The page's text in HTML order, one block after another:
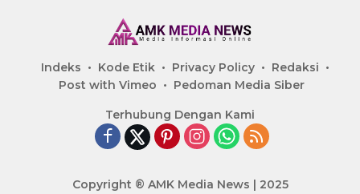
Indeks Kode Etik Privacy Policy
Redaksi
Post with Vimeo
Pedoman Media Siber
Terhubung Dengan Kami
Copyright ® AMK Media News | 2025